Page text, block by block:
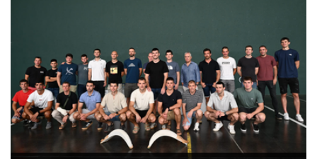
Babes zabala jaso du Ansak